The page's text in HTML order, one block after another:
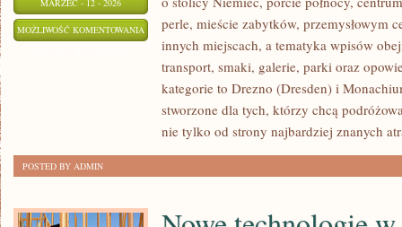
MARZEC - 12 - 2026
MOŻLIWOŚĆ KOMENTOWANIA NIEMCY
perle, mieście zabytków, przemysłowym
innych miejscach, a tematyka wpisów
transport, smaki, galerie, parki oraz
kategorie to Drezno (Dresden) i
stworzone dla tych, którzy chcą
nie tylko od strony najbardziej znanych
POSTED BY ADMIN